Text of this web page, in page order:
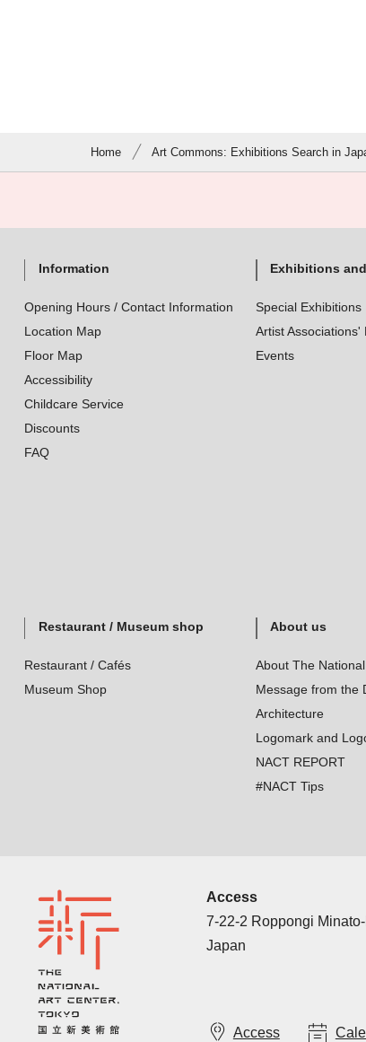
Home Art Commons: Exhibitions Search in
Information
Opening Hours / Contact Information
Location Map
Floor Map
Accessibility
Childcare Service
Discounts
FAQ
Exhibitions
Special Exhibitions
Artist Associations'
Events
Restaurant / Museum shop
Restaurant / Cafés
Museum Shop
About us
About The
Message from the
Architecture
Logomark and
NACT REPORT
#NACT Tips
Access
7-22-2 Roppongi
Japan
Access